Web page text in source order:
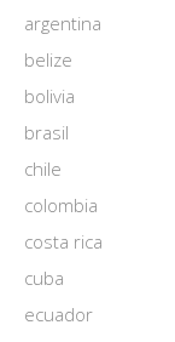
argentina
belize
bolivia
brasil
chile
colombia
costa rica
cuba
ecuador